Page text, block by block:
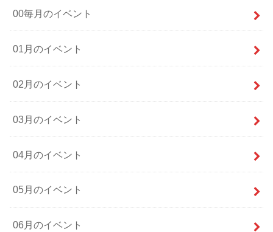
00毎月のイベント
01月のイベント
02月のイベント
03月のイベント
04月のイベント
05月のイベント
06月のイベント